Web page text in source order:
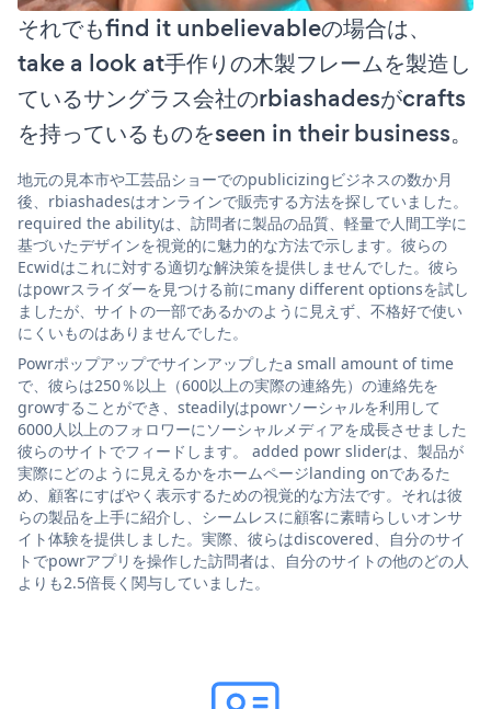
それでもfind it unbelievableの場合は、
take a look at手作りの木製フレームを製造し
ているサングラス会社のrbiashadesがcrafts
を持っているものをseen in their business。
地元の見本市や工芸品ショーでのpublicizingビジネスの数か月
後、rbiashadesはオンラインで販売する方法を探していました。
required the abilityは、訪問者に製品の品質、軽量で人間工学に
基づいたデザインを視覚的に魅力的な方法で示します。彼らの
Ecwidはこれに対する適切な解決策を提供しませんでした。彼ら
はpowrスライダーを見つける前にmany different optionsを試し
ましたが、サイトの一部であるかのように見えず、不格好で使い
にくいものはありませんでした。
Powrポップアップでサインアップしたa small amount of time
で、彼らは250％以上（600以上の実際の連絡先）の連絡先を
growすることができ、steadilyはpowrソーシャルを利用して
6000人以上のフォロワーにソーシャルメディアを成長させました
彼らのサイトでフィードします。 added powr sliderは、製品が
実際にどのように見えるかをホームページlanding onであるた
め、顧客にすばやく表示するための視覚的な方法です。それは彼
らの製品を上手に紹介し、シームレスに顧客に素晴らしいオンサ
イト体験を提供しました。実際、彼らはdiscovered、自分のサイ
トでpowrアプリを操作した訪問者は、自分のサイトの他のどの人
よりも2.5倍長く関与していました。